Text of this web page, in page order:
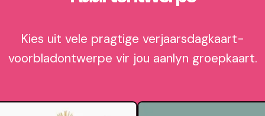
Kies uit vele pragtige verjaarsdagkaart-
voorbladontwerpe vir jou aanlyn groepkaart.